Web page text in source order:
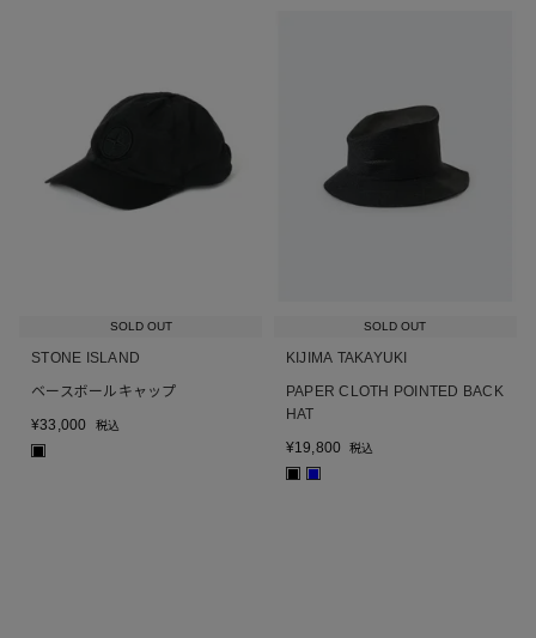
SOLD OUT
STONE ISLAND
ベースボールキャップ
¥33,000 税込
SOLD OUT
KIJIMA TAKAYUKI
PAPER CLOTH POINTED BACK
HAT
¥19,800 税込